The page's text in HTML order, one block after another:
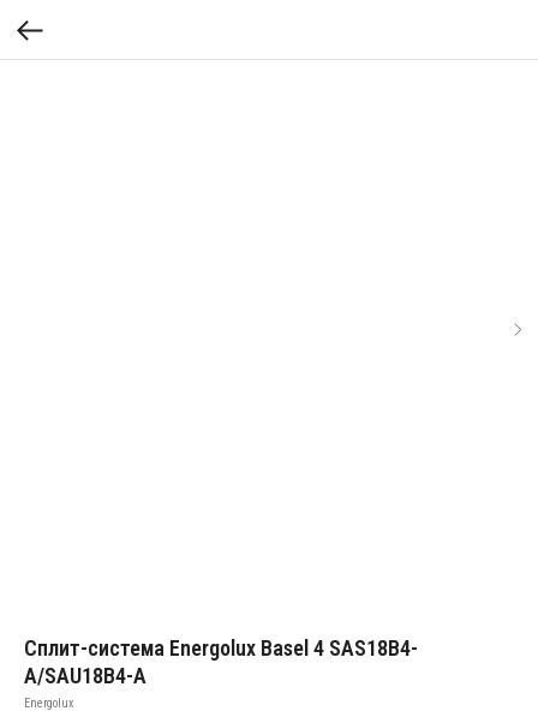
Сплит-система Energolux Basel 4 SAS18B4-
A/SAU18B4-A
Energolux